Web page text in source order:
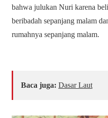
bahwa julukan Nuri karena
beribadah sepanjang malam
rumahnya sepanjang malam.
Baca juga: Dasar Laut